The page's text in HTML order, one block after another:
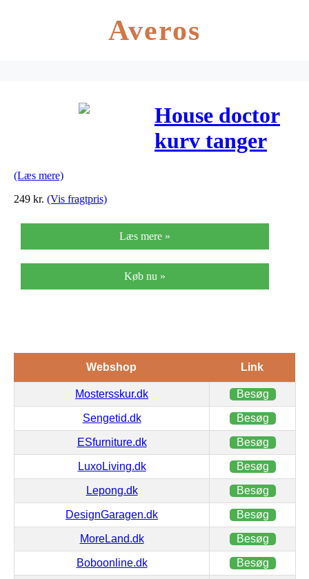
Averos
House doctor
kurv tanger
(Læs mere)
249 kr. (Vis fragtpris)
Læs mere »
Køb nu »
Webshop Link
Mostersskur.dk Besøg
Sengetid.dk Besøg
ESfurniture.dk Besøg
LuxoLiving.dk Besøg
Lepong.dk Besøg
DesignGaragen.dk Besøg
MoreLand.dk Besøg
Boboonline.dk Besøg